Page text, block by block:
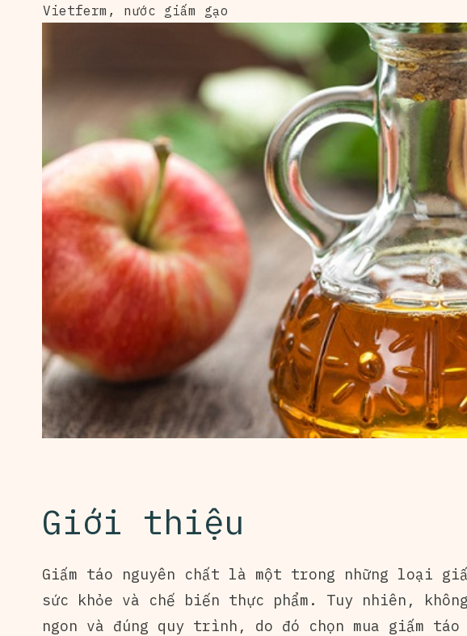
Vietferm , nước giấm gạo
Giới thiệu
Giấm táo nguyên chất là một trong những loại
sức khỏe và chế biến thực phẩm. Tuy nhiên,
ngon và đúng quy trình, do đó chọn mua giấm